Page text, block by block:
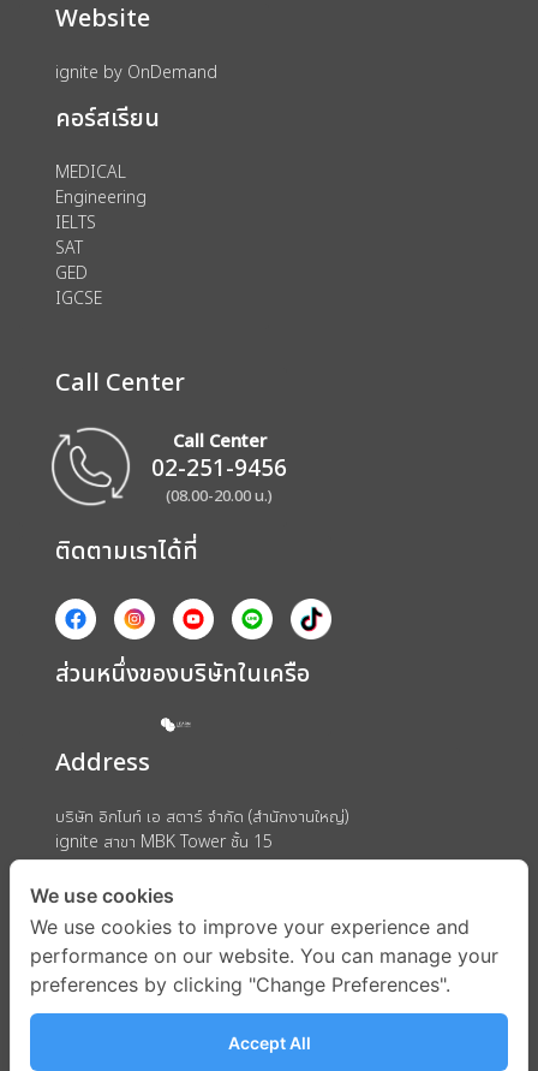
Website
ignite by OnDemand
คอร์สเรียน
MEDICAL
Engineering
IELTS
SAT
GED
IGCSE
Call Center
Call Center
02-251-9456
(08.00-20.00 น.)
ติดตามเราได้ที่
ส่วนหนึ่งของบริษัทในเครือ
Address
บริษัท อิกไนท์ เอ สตาร์ จำกัด (สำนักงานใหญ่)
ignite สาขา MBK Tower ชั้น 15
ถนนพญาไท แขวงวังใหม่ เขตปทุมวัน กรุงเทพมหานคร 10330
We use cookies
We use cookies to improve your experience and
performance on our website. You can manage your
preferences by clicking "Change Preferences".
Accept All